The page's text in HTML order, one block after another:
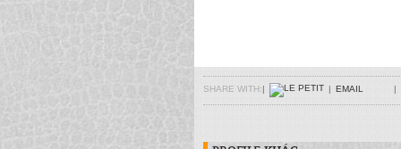
SHARE WITH:| | EMAIL |